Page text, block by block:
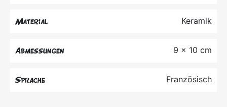
Material Keramik
Abmessungen 9 x 10 cm
Sprache Französisch